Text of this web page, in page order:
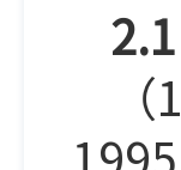
2.1
（1